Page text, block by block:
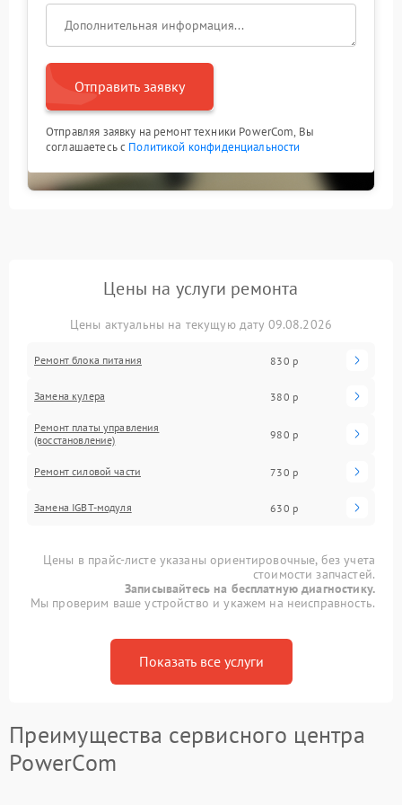
Отправить заявку
Отправляя заявку на ремонт техники PowerCom, Вы
соглашаетесь с Политикой конфиденциальности
Цены на услуги ремонта
Цены актуальны на текущую дату 09.08.2026
Ремонт блока питания 830 р
Замена кулера 380 р
Ремонт платы управления
(восстановление)
980 р
Ремонт силовой части 730 р
Замена IGBT-модуля 630 р
Цены в прайс-листе указаны ориентировочные, без учета
стоимости запчастей.
Записывайтесь на бесплатную диагностику.
Мы проверим ваше устройство и укажем на неисправность.
Показать все услуги
Преимущества сервисного центра
PowerCom